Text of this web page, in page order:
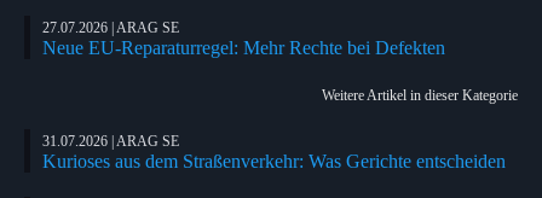
27.07.2026 | ARAG SE
Neue EU-Reparaturregel: Mehr Rechte bei Defekten
Weitere Artikel in dieser Kategorie
31.07.2026 | ARAG SE
Kurioses aus dem Straßenverkehr: Was Gerichte entscheiden